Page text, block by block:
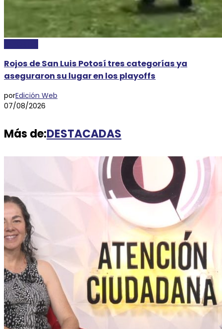
Rojos de San Luis Potosí tres categorías ya
aseguraron su lugar en los playoffs
porEdición Web
07/08/2026
Más de:DESTACADAS